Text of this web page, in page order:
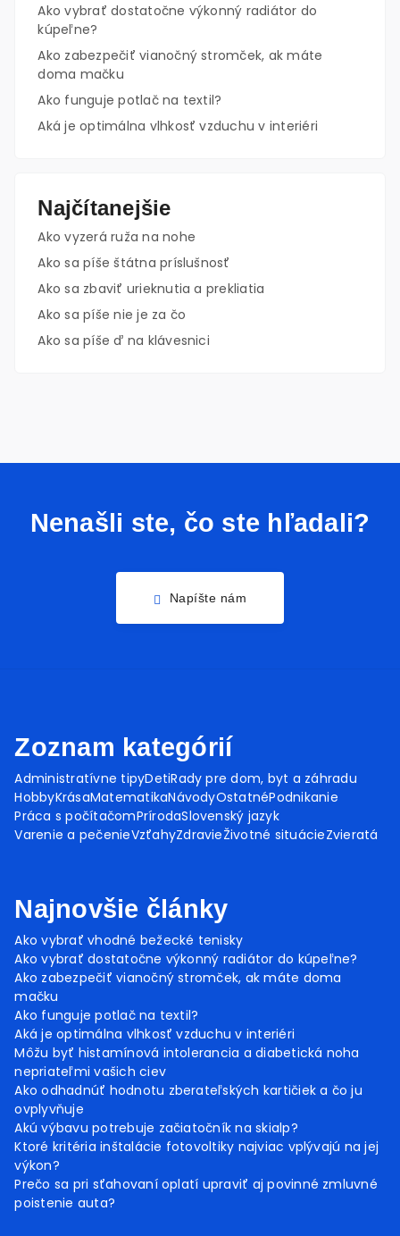
Ako vybrať dostatočne výkonný radiátor do
kúpeľne?
Ako zabezpečiť vianočný stromček, ak máte
doma mačku
Ako funguje potlač na textil?
Aká je optimálna vlhkosť vzduchu v interiéri
Najčítanejšie
Ako vyzerá ruža na nohe
Ako sa píše štátna príslušnosť
Ako sa zbaviť urieknutia a prekliatia
Ako sa píše nie je za čo
Ako sa píše ď na klávesnici
Nenašli ste, čo ste hľadali?
Napíšte nám
Zoznam kategórií
Administratívne tipyDetiRady pre dom, byt a záhradu
HobbyKrásaMatematikaNávodyOstatnéPodnikanie
Práca s počítačomPrírodaSlovenský jazyk
Varenie a pečenieVzťahyZdravieŽivotné situácieZvieratá
Najnovšie články
Ako vybrať vhodné bežecké tenisky
Ako vybrať dostatočne výkonný radiátor do kúpeľne?
Ako zabezpečiť vianočný stromček, ak máte doma
mačku
Ako funguje potlač na textil?
Aká je optimálna vlhkosť vzduchu v interiéri
Môžu byť histamínová intolerancia a diabetická noha
nepriateľmi vašich ciev
Ako odhadnúť hodnotu zberateľských kartičiek a čo ju
ovplyvňuje
Akú výbavu potrebuje začiatočník na skialp?
Ktoré kritéria inštalácie fotovoltiky najviac vplývajú na jej
výkon?
Prečo sa pri sťahovaní oplatí upraviť aj povinné zmluvné
poistenie auta?